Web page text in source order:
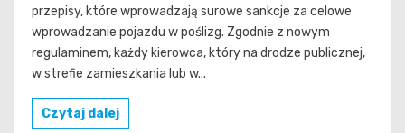
przepisy, które wprowadzają surowe sankcje za celowe
wprowadzanie pojazdu w poślizg. Zgodnie z nowym
regulaminem, każdy kierowca, który na drodze publicznej,
w strefie zamieszkania lub w...
Czytaj dalej